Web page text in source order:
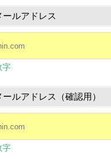
ールアドレス
字
ールアドレス（確認用）
字